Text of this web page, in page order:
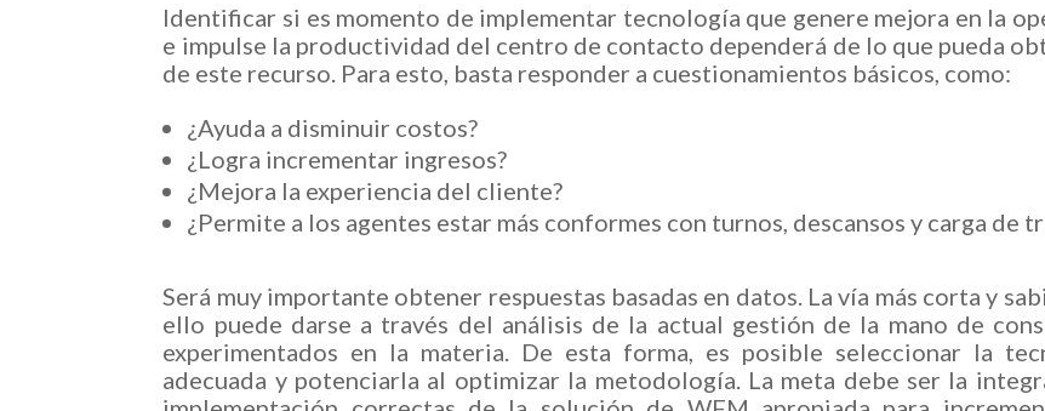
Identificar si es momento de implementar tecnología que genere mejora en la
e impulse la productividad del centro de contacto dependerá de lo que pueda
de este recurso. Para esto, basta responder a cuestionamientos básicos, como:
¿Ayuda a disminuir costos?
¿Logra incrementar ingresos?
¿Mejora la experiencia del cliente?
¿Permite a los agentes estar más conformes con turnos, descansos y carga de
Será muy importante obtener respuestas basadas en datos. La vía más corta y
ello puede darse a través del análisis de la actual gestión de la mano de
experimentados en la materia. De esta forma, es posible seleccionar la
adecuada y potenciarla al optimizar la metodología. La meta debe ser la